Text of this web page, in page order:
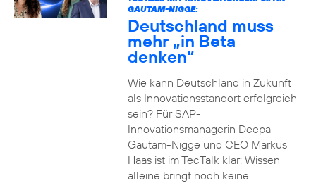
GAUTAM-NIGGE:
Deutschland muss
mehr „in Beta
denken“
Wie kann Deutschland in Zukunft
als Innovationsstandort erfolgreich
sein? Für SAP-
Innovationsmanagerin Deepa
Gautam-Nigge und CEO Markus
Haas ist im TecTalk klar: Wissen
alleine bringt noch keine